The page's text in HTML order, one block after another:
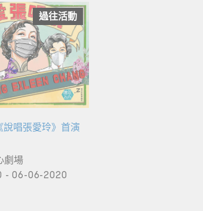
過往活動
說唱張愛玲》首演
劇場
- 06-06-2020